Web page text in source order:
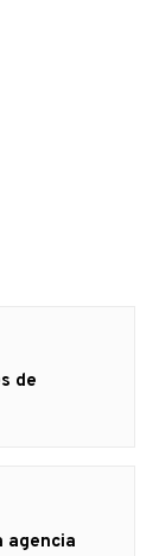
de
agencia